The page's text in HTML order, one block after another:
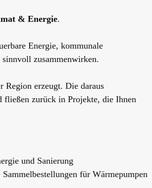
& Energie.
Energie, kommunale
zusammenwirken.
Region erzeugt. Die daraus
fließen zurück in Projekte, die Ihnen
und Sanierung
für Wärmepumpen